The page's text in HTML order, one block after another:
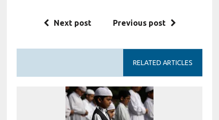
Previous post
Next post
RELATED ARTICLES